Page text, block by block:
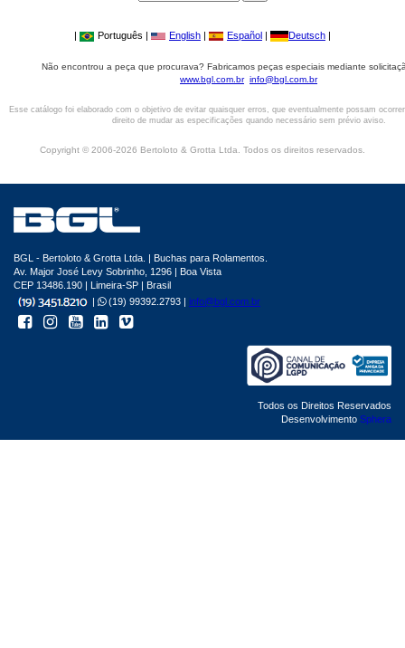
| Português | English | Español | Deutsch |
Não encontrou a peça que procurava? Fabricamos peças especiais mediante
www.bgl.com.br info@bgl.com.br
Esse catálogo foi elaborado com o objetivo de evitar quaisquer erros, que eventualmente possam
direito de mudar as especificações quando necessário sem prévio aviso.
Copyright © 2006-2026 Bertoloto & Grotta Ltda. Todos os direitos reservados.
BGL - Bertoloto & Grotta Ltda. | Buchas para Rolamentos.
Av. Major José Levy Sobrinho, 1296 | Boa Vista
CEP 13486.190 | Limeira-SP | Brasil
|
(19) 99392.2793 | info@bgl.com.br
Todos os Direitos Reservados
Desenvolvimento Sphera